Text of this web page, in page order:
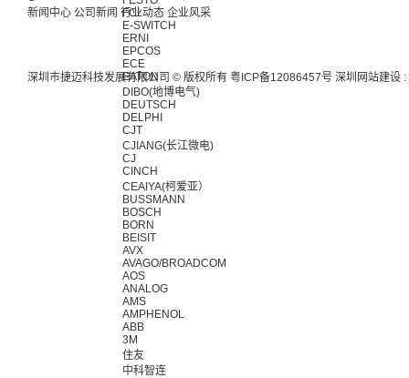
FCI
E-SWITCH
ERNI
EPCOS
ECE
EATON
DIBO(地博电气)
DEUTSCH
DELPHI
CJT
CJIANG(长江微电)
CJ
CINCH
CEAIYA(柯爱亚）
BUSSMANN
BOSCH
BORN
BEISIT
AVX
AVAGO/BROADCOM
AOS
ANALOG
AMS
AMPHENOL
ABB
3M
住友
中科智连
新闻中心 公司新闻 行业动态 企业风采
深圳市捷迈科技发展有限公司 © 版权所有 粤ICP备12086457号 深圳网站建设 :